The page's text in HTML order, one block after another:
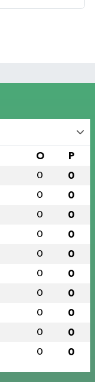
O P
0 0
0 0
0 0
0 0
0 0
0 0
0 0
0 0
0 0
0 0